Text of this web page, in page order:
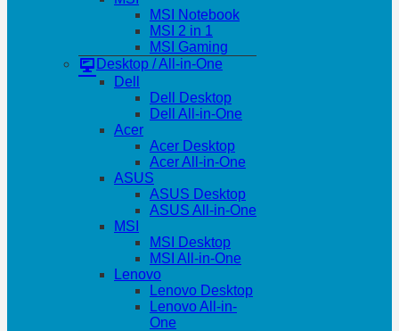
MSI Notebook
MSI 2 in 1
MSI Gaming
Desktop / All-in-One
Dell
Dell Desktop
Dell All-in-One
Acer
Acer Desktop
Acer All-in-One
ASUS
ASUS Desktop
ASUS All-in-One
MSI
MSI Desktop
MSI All-in-One
Lenovo
Lenovo Desktop
Lenovo All-in-
One